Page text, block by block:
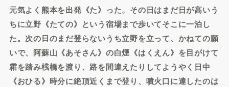
元気よく熊本を出発《た》った。その日はまだ日が高いう
ちに立野《たての》という宿場まで歩いてそこに一泊し
た。次の日のまだ登らないうち立野を立って、かねての願
いで、阿蘇山《あそさん》の白煙《はくえん》を目がけて
霜を踏み桟橋を渡り、路を間違えたりしてようやく日中
《おひる》時分に絶頂近くまで登り、噴火口に達したのは